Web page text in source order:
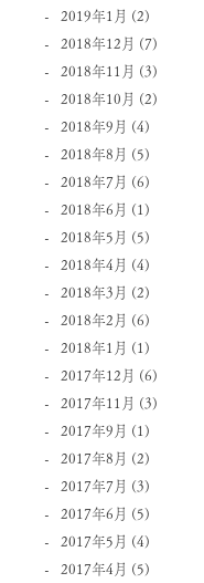
2019年1月 (2)
2018年12月 (7)
2018年11月 (3)
2018年10月 (2)
2018年9月 (4)
2018年8月 (5)
2018年7月 (6)
2018年6月 (1)
2018年5月 (5)
2018年4月 (4)
2018年3月 (2)
2018年2月 (6)
2018年1月 (1)
2017年12月 (6)
2017年11月 (3)
2017年9月 (1)
2017年8月 (2)
2017年7月 (3)
2017年6月 (5)
2017年5月 (4)
2017年4月 (5)